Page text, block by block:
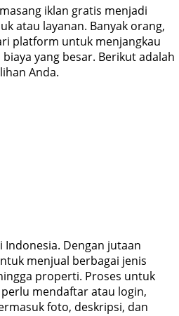
iklan gratis menjadi
atau layanan. Banyak orang,
platform untuk menjangkau
yang besar. Berikut adalah
Anda.
Indonesia. Dengan jutaan
menjual berbagai jenis
properti. Proses untuk
mendaftar atau login,
foto, deskripsi, dan